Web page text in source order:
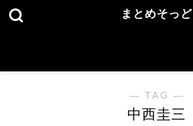
まとめそっど
― TAG ―
中西圭三